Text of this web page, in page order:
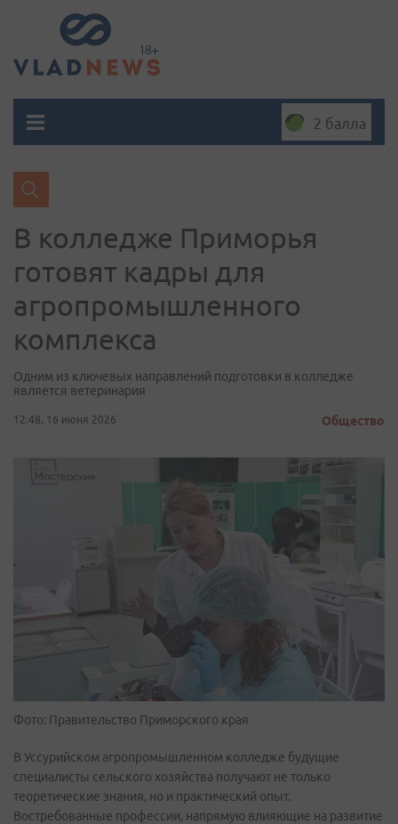
2 балла
В колледже Приморья
готовят кадры для
агропромышленного
комплекса
Одним из ключевых направлений подготовки в колледже
является ветеринария
12:48, 16 июня 2026 Общество
Фото: Правительство Приморского края
В Уссурийском агропромышленном колледже будущие
специалисты сельского хозяйства получают не только
теоретические знания, но и практический опыт.
Востребованные профессии, напрямую влияющие на развитие